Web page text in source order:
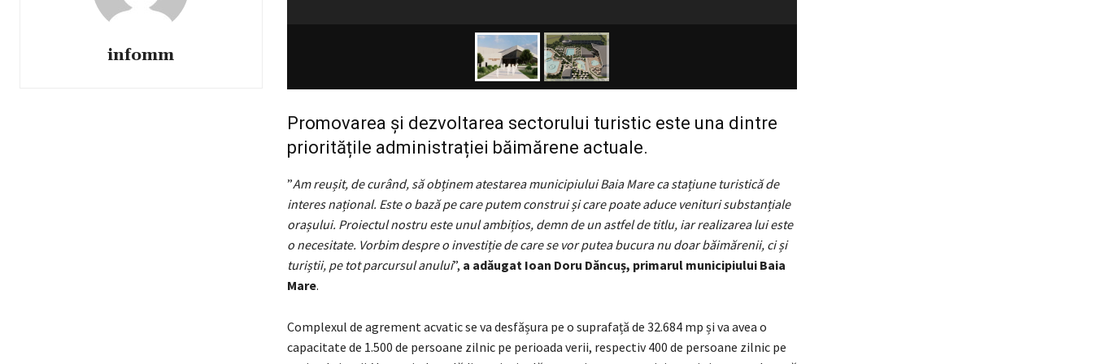
infomm
Promovarea și dezvoltarea sectorului turistic este una dintre
prioritățile administrației băimărene actuale.
”Am reușit, de curând, să obținem atestarea municipiului Baia Mare ca stațiune turistică de
interes național. Este o bază pe care putem construi și care poate aduce venituri substanțiale
orașului. Proiectul nostru este unul ambițios, demn de un astfel de titlu, iar realizarea lui este
o necesitate. Vorbim despre o investiție de care se vor putea bucura nu doar băimărenii, ci și
turiștii, pe tot parcursul anului”, a adăugat Ioan Doru Dăncuș, primarul municipiului Baia
Mare.
Complexul de agrement acvatic se va desfășura pe o suprafață de 32.684 mp și va avea o
capacitate de 1.500 de persoane zilnic pe perioada verii, respectiv 400 de persoane zilnic pe